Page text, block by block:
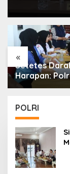
«
Setetes
Harapan:
Soppeng
Kemanusiaan
POLRI